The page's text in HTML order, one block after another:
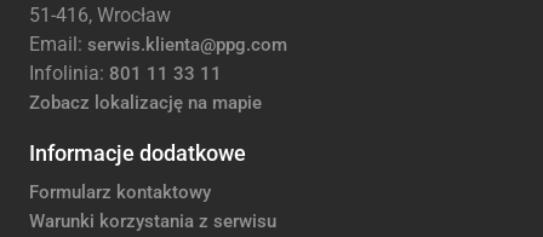
51-416, Wrocław
Email: serwis.klienta@ppg.com
Infolinia: 801 11 33 11
Zobacz lokalizację na mapie
Informacje dodatkowe
Formularz kontaktowy
Warunki korzystania z serwisu